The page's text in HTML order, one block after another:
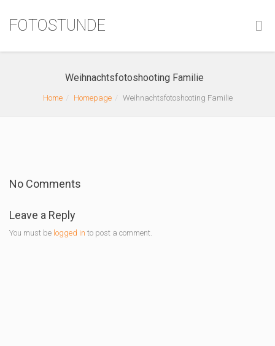
FOTOSTUNDE
Weihnachtsfotoshooting Familie
Home Homepage Weihnachtsfotoshooting Familie
No Comments
Leave a Reply
You must be logged in to post a comment.